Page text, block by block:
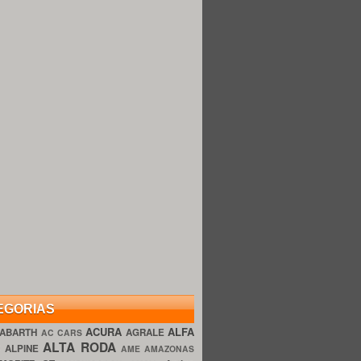
ABARTH AC CARS ACURA AGRALE ALFA
ALPINEALTA RODA AME AMAZONAS